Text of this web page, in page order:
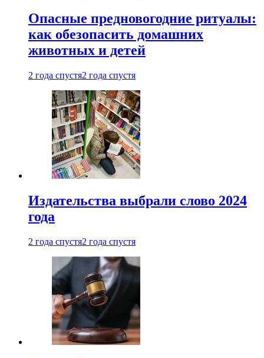
Опасные предновогодние ритуалы:
как обезопасить домашних
животных и детей
2 года спустя2 года спустя
Издательства выбрали слово 2024
года
2 года спустя2 года спустя